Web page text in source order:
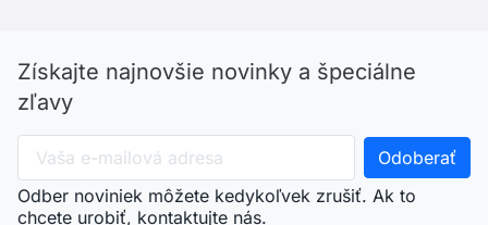
Získajte najnovšie novinky a špeciálne
zľavy
Odber noviniek môžete kedykoľvek zrušiť. Ak to
chcete urobiť, kontaktujte nás.